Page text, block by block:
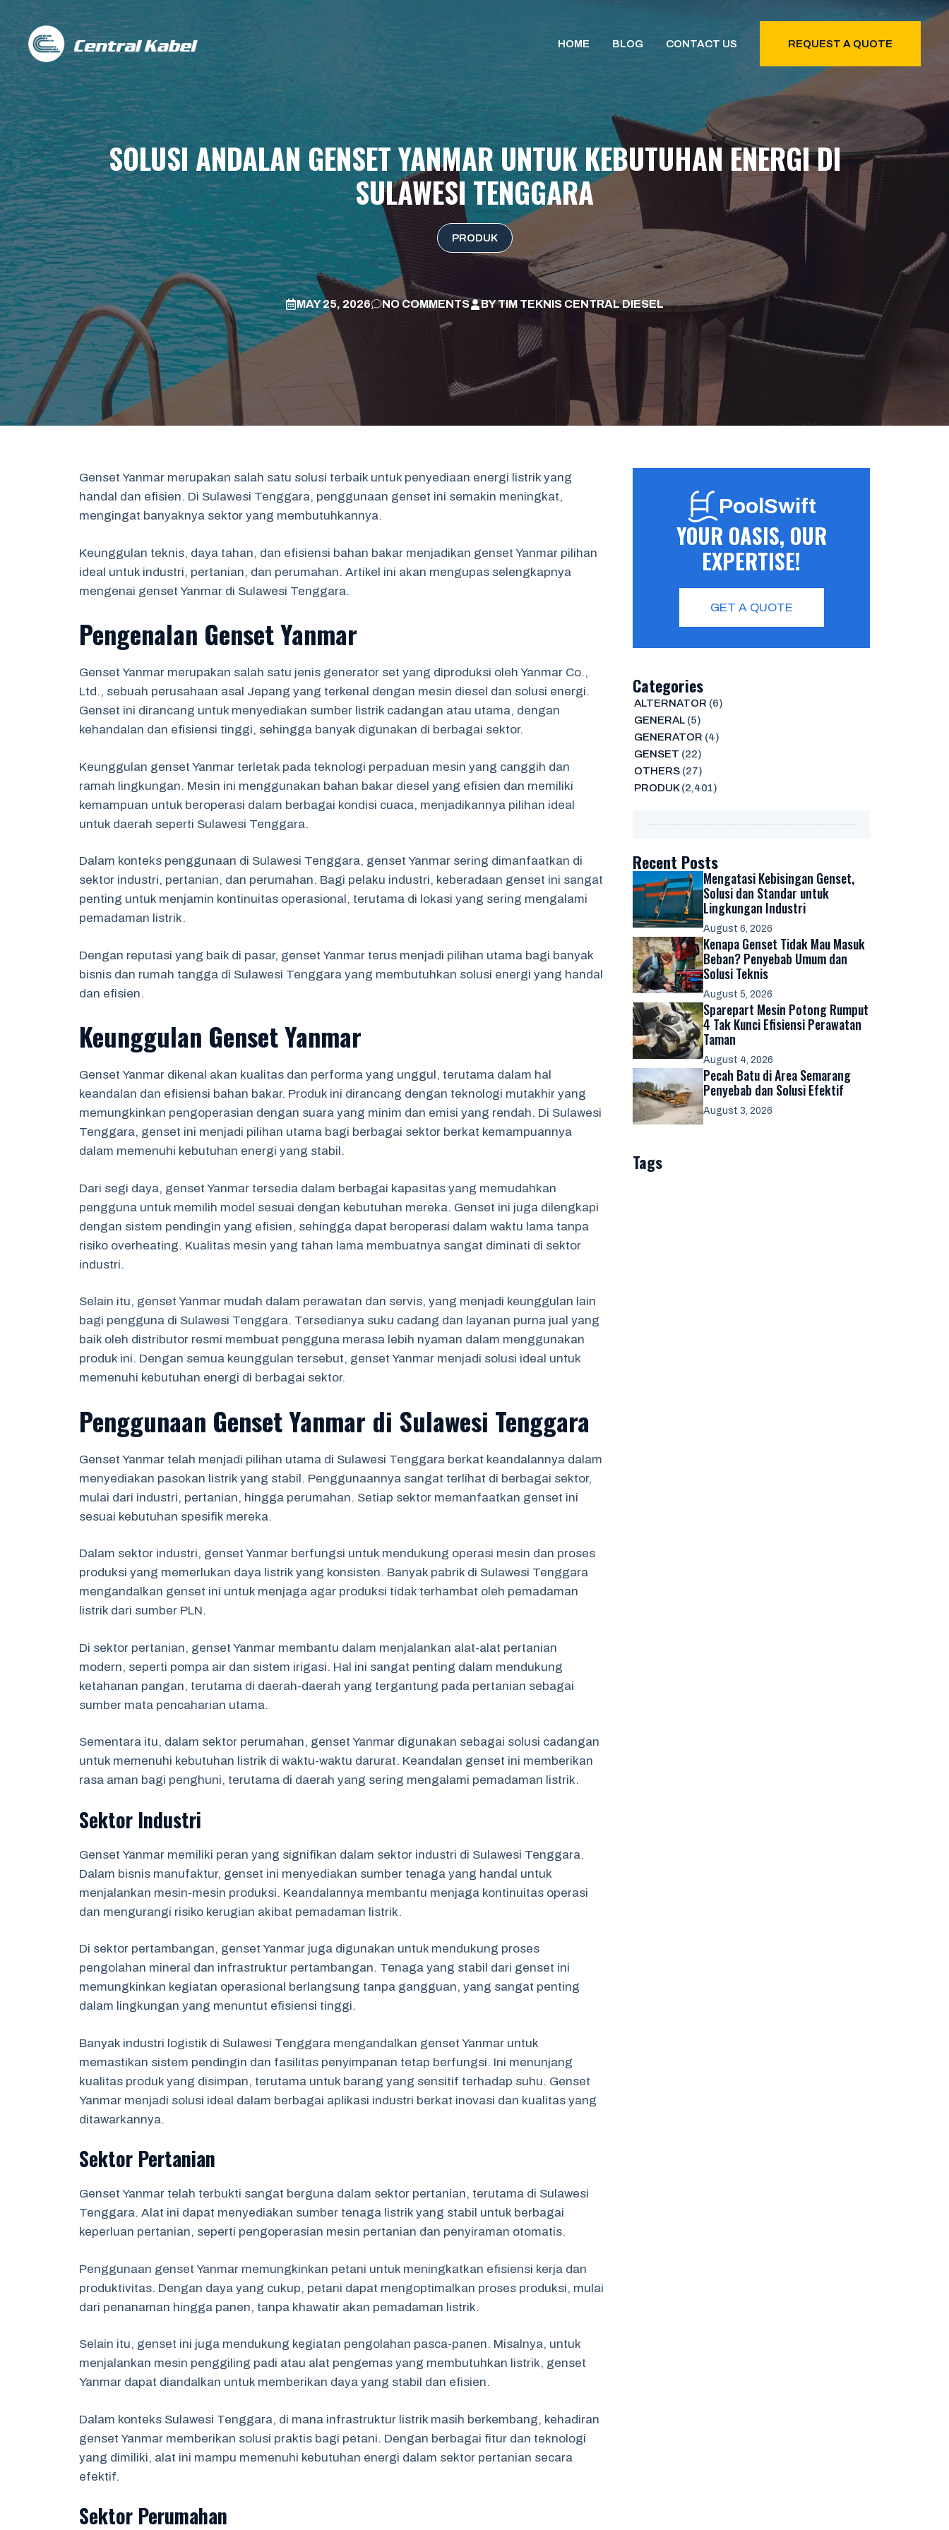
to
content
HOME BLOG CONTACT US REQUEST A QUOTE
SOLUSI ANDALAN GENSET YANMAR UNTUK KEBUTUHAN ENERGI DI
SULAWESI TENGGARA
PRODUK
MAY 25, 2026 NO COMMENTS BYTIM TEKNIS CENTRAL DIESEL
Genset Yanmar merupakan salah satu solusi terbaik untuk penyediaan energi listrik yang
handal dan efisien. Di Sulawesi Tenggara, penggunaan genset ini semakin meningkat,
mengingat banyaknya sektor yang membutuhkannya.
Keunggulan teknis, daya tahan, dan efisiensi bahan bakar menjadikan genset Yanmar pilihan
ideal untuk industri, pertanian, dan perumahan. Artikel ini akan mengupas selengkapnya
mengenai genset Yanmar di Sulawesi Tenggara.
Pengenalan Genset Yanmar
Genset Yanmar merupakan salah satu jenis generator set yang diproduksi oleh Yanmar Co.,
Ltd., sebuah perusahaan asal Jepang yang terkenal dengan mesin diesel dan solusi energi.
Genset ini dirancang untuk menyediakan sumber listrik cadangan atau utama, dengan
kehandalan dan efisiensi tinggi, sehingga banyak digunakan di berbagai sektor.
Keunggulan genset Yanmar terletak pada teknologi perpaduan mesin yang canggih dan
ramah lingkungan. Mesin ini menggunakan bahan bakar diesel yang efisien dan memiliki
kemampuan untuk beroperasi dalam berbagai kondisi cuaca, menjadikannya pilihan ideal
untuk daerah seperti Sulawesi Tenggara.
Dalam konteks penggunaan di Sulawesi Tenggara, genset Yanmar sering dimanfaatkan di
sektor industri, pertanian, dan perumahan. Bagi pelaku industri, keberadaan genset ini sangat
penting untuk menjamin kontinuitas operasional, terutama di lokasi yang sering mengalami
pemadaman listrik.
Dengan reputasi yang baik di pasar, genset Yanmar terus menjadi pilihan utama bagi banyak
bisnis dan rumah tangga di Sulawesi Tenggara yang membutuhkan solusi energi yang handal
dan efisien.
Keunggulan Genset Yanmar
Genset Yanmar dikenal akan kualitas dan performa yang unggul, terutama dalam hal
keandalan dan efisiensi bahan bakar. Produk ini dirancang dengan teknologi mutakhir yang
memungkinkan pengoperasian dengan suara yang minim dan emisi yang rendah. Di Sulawesi
Tenggara, genset ini menjadi pilihan utama bagi berbagai sektor berkat kemampuannya
dalam memenuhi kebutuhan energi yang stabil.
Dari segi daya, genset Yanmar tersedia dalam berbagai kapasitas yang memudahkan
pengguna untuk memilih model sesuai dengan kebutuhan mereka. Genset ini juga dilengkapi
dengan sistem pendingin yang efisien, sehingga dapat beroperasi dalam waktu lama tanpa
risiko overheating. Kualitas mesin yang tahan lama membuatnya sangat diminati di sektor
industri.
Selain itu, genset Yanmar mudah dalam perawatan dan servis, yang menjadi keunggulan lain
bagi pengguna di Sulawesi Tenggara. Tersedianya suku cadang dan layanan purna jual yang
baik oleh distributor resmi membuat pengguna merasa lebih nyaman dalam menggunakan
produk ini. Dengan semua keunggulan tersebut, genset Yanmar menjadi solusi ideal untuk
memenuhi kebutuhan energi di berbagai sektor.
Penggunaan Genset Yanmar di Sulawesi Tenggara
Genset Yanmar telah menjadi pilihan utama di Sulawesi Tenggara berkat keandalannya dalam
menyediakan pasokan listrik yang stabil. Penggunaannya sangat terlihat di berbagai sektor,
mulai dari industri, pertanian, hingga perumahan. Setiap sektor memanfaatkan genset ini
sesuai kebutuhan spesifik mereka.
Dalam sektor industri, genset Yanmar berfungsi untuk mendukung operasi mesin dan proses
produksi yang memerlukan daya listrik yang konsisten. Banyak pabrik di Sulawesi Tenggara
mengandalkan genset ini untuk menjaga agar produksi tidak terhambat oleh pemadaman
listrik dari sumber PLN.
Di sektor pertanian, genset Yanmar membantu dalam menjalankan alat-alat pertanian
modern, seperti pompa air dan sistem irigasi. Hal ini sangat penting dalam mendukung
ketahanan pangan, terutama di daerah-daerah yang tergantung pada pertanian sebagai
sumber mata pencaharian utama.
Sementara itu, dalam sektor perumahan, genset Yanmar digunakan sebagai solusi cadangan
untuk memenuhi kebutuhan listrik di waktu-waktu darurat. Keandalan genset ini memberikan
rasa aman bagi penghuni, terutama di daerah yang sering mengalami pemadaman listrik.
Sektor Industri
Genset Yanmar memiliki peran yang signifikan dalam sektor industri di Sulawesi Tenggara.
Dalam bisnis manufaktur, genset ini menyediakan sumber tenaga yang handal untuk
menjalankan mesin-mesin produksi. Keandalannya membantu menjaga kontinuitas operasi
dan mengurangi risiko kerugian akibat pemadaman listrik.
Di sektor pertambangan, genset Yanmar juga digunakan untuk mendukung proses
pengolahan mineral dan infrastruktur pertambangan. Tenaga yang stabil dari genset ini
memungkinkan kegiatan operasional berlangsung tanpa gangguan, yang sangat penting
dalam lingkungan yang menuntut efisiensi tinggi.
Banyak industri logistik di Sulawesi Tenggara mengandalkan genset Yanmar untuk
memastikan sistem pendingin dan fasilitas penyimpanan tetap berfungsi. Ini menunjang
kualitas produk yang disimpan, terutama untuk barang yang sensitif terhadap suhu. Genset
Yanmar menjadi solusi ideal dalam berbagai aplikasi industri berkat inovasi dan kualitas yang
ditawarkannya.
Sektor Pertanian
Genset Yanmar telah terbukti sangat berguna dalam sektor pertanian, terutama di Sulawesi
Tenggara. Alat ini dapat menyediakan sumber tenaga listrik yang stabil untuk berbagai
keperluan pertanian, seperti pengoperasian mesin pertanian dan penyiraman otomatis.
Penggunaan genset Yanmar memungkinkan petani untuk meningkatkan efisiensi kerja dan
produktivitas. Dengan daya yang cukup, petani dapat mengoptimalkan proses produksi, mulai
dari penanaman hingga panen, tanpa khawatir akan pemadaman listrik.
Selain itu, genset ini juga mendukung kegiatan pengolahan pasca-panen. Misalnya, untuk
menjalankan mesin penggiling padi atau alat pengemas yang membutuhkan listrik, genset
Yanmar dapat diandalkan untuk memberikan daya yang stabil dan efisien.
Dalam konteks Sulawesi Tenggara, di mana infrastruktur listrik masih berkembang, kehadiran
genset Yanmar memberikan solusi praktis bagi petani. Dengan berbagai fitur dan teknologi
yang dimiliki, alat ini mampu memenuhi kebutuhan energi dalam sektor pertanian secara
efektif.
Sektor Perumahan
PoolSwift
YOUR OASIS, OUR
EXPERTISE!
GET A QUOTE
Categories
ALTERNATOR (6)
GENERAL(5)
GENERATOR (4)
GENSET (22)
OTHERS(27)
PRODUK(2,401)
Recent Posts
Mengatasi Kebisingan Genset,
Solusi dan Standar untuk
Lingkungan Industri
August 6, 2026
Kenapa Genset Tidak Mau Masuk
Beban? Penyebab Umum dan
Solusi Teknis
August 5, 2026
Sparepart Mesin Potong Rumput
4 Tak Kunci Efisiensi Perawatan
Taman
August 4, 2026
Pecah Batu di Area Semarang
Penyebab dan Solusi Efektif
August 3, 2026
Tags